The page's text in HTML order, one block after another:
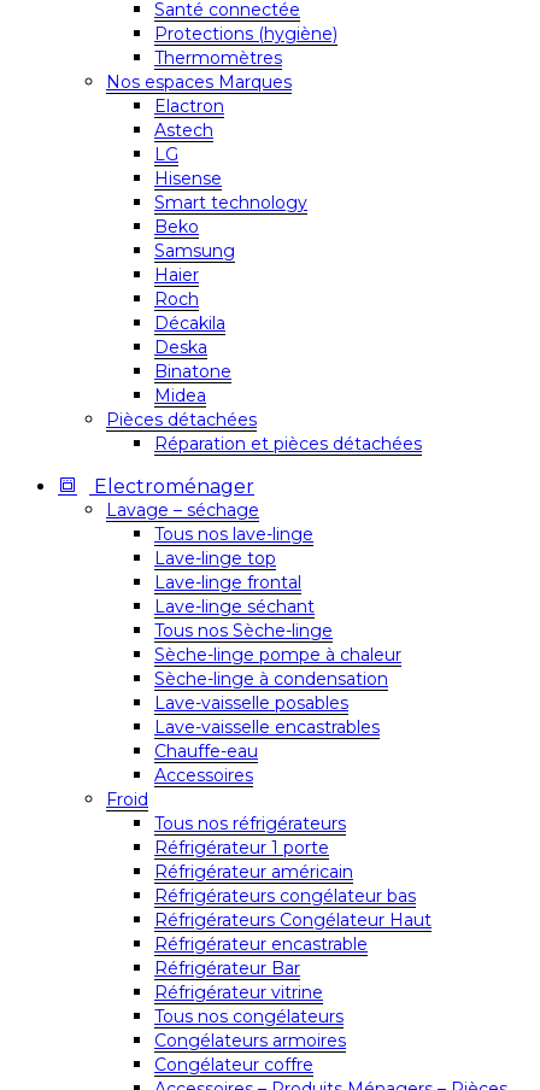
Santé connectée
Protections (hygiène)
Thermomètres
Nos espaces Marques
Elactron
Astech
LG
Hisense
Smart technology
Beko
Samsung
Haier
Roch
Décakila
Deska
Binatone
Midea
Pièces détachées
Réparation et pièces détachées
Electroménager
Lavage – séchage
Tous nos lave-linge
Lave-linge top
Lave-linge frontal
Lave-linge séchant
Tous nos Sèche-linge
Sèche-linge pompe à chaleur
Sèche-linge à condensation
Lave-vaisselle posables
Lave-vaisselle encastrables
Chauffe-eau
Accessoires
Froid
Tous nos réfrigérateurs
Réfrigérateur 1 porte
Réfrigérateur américain
Réfrigérateurs congélateur bas
Réfrigérateurs Congélateur Haut
Réfrigérateur encastrable
Réfrigérateur Bar
Réfrigérateur vitrine
Tous nos congélateurs
Congélateurs armoires
Congélateur coffre